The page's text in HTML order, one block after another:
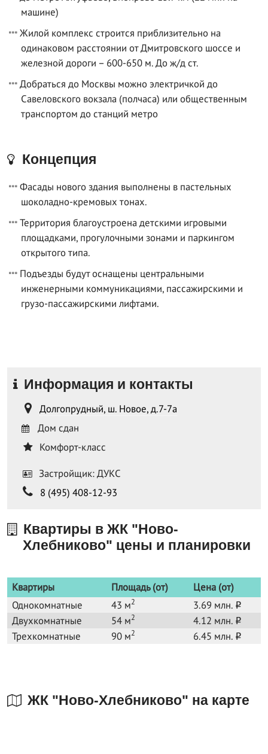
машине)
Жилой комплекс строится приблизительно на
одинаковом расстоянии от Дмитровского шоссе и
железной дороги – 600-650 м. До ж/д ст.
Добраться до Москвы можно электричкой до
Савеловского вокзала (полчаса) или общественным
транспортом до станций метро
Концепция
Фасады нового здания выполнены в пастельных
шоколадно-кремовых тонах.
Территория благоустроена детскими игровыми
площадками, прогулочными зонами и паркингом
открытого типа.
Подъезды будут оснащены центральными
инженерными коммуникациями, пассажирскими и
грузо-пассажирскими лифтами.
Информация и контакты
Долгопрудный, ш. Новое, д.7-7а
Дом сдан
Комфорт-класс
Застройщик: ДУКС
8 (495) 408-12-93
Квартиры в ЖК "Ново-
Хлебниково" цены и планировки
Квартиры Площадь (от)
Цена (от)
Однокомнатные
43 м2 3.69 млн. o
Двухкомнатные 54 м2 4.12 млн. o
Трехкомнатные 90 м2 6.45 млн. o
ЖК "Ново-Хлебниково" на карте